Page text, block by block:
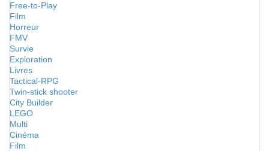
Free-to-Play
Film
Horreur
FMV
Survie
Exploration
Livres
Tactical-RPG
Twin-stick shooter
City Builder
LEGO
Multi
Cinéma
Film